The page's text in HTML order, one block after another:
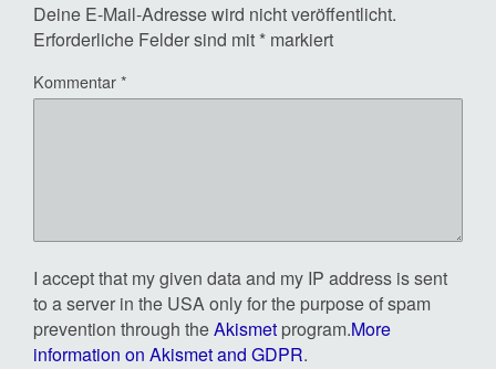
Deine E-Mail-Adresse wird nicht veröffentlicht.
Erforderliche Felder sind mit * markiert
Kommentar*
I accept that my given data and my IP address is sent
to a server in the USA only for the purpose of spam
prevention through theAkismet program.More
information on Akismet and GDPR.